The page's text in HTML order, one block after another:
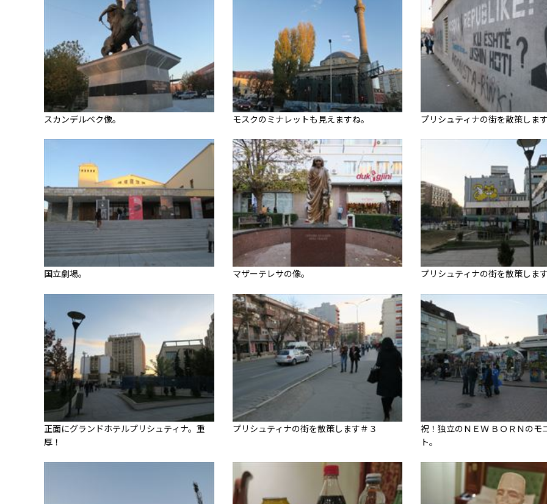
スカンデルベク像。 モスクのミナレットも見えますね。 プリシュティナの街を散策しま
国立劇場。 マザーテレサの像。 プリシュティナの街を散策しま
正面にグランドホテルプリシュティナ。重
厚！
プリシュティナの街を散策します＃３
祝！独立のＮＥＷ ＢＯＲＮのモ
ト。